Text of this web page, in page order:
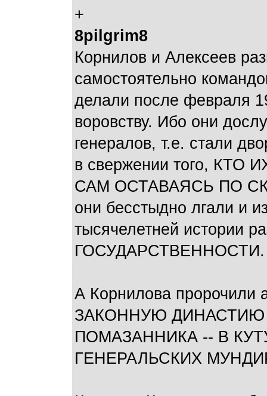
+
8pilgrim8
Корнилов и Алексеев
самостоятельно
делали после февраля
воровству. Ибо они
генералов, т.е. стали
в свержении того,
САМ ОСТАВАЯСЬ ПО
они бесстыдно лгали и
тысячелетней истории
ГОСУДАРСТВЕННОСТИ.
А Корнилова пророчили
ЗАКОННУЮ ДИНАСТИЮ
ПОМАЗАННИКА -- В
ГЕНЕРАЛЬСКИХ